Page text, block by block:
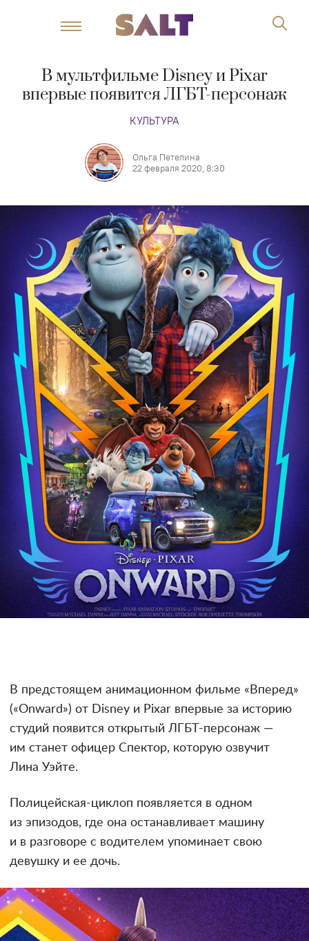
В мультфильме Disney и Pixar
впервые появится ЛГБТ-персонаж
КУЛЬТУРА
Ольга Петелина
22 февраля 2020, 8:30
В предстоящем анимационном фильме «Вперед»
(«Onward») от Disney и Pixar впервые за историю
студий появится открытый ЛГБТ-персонаж —
им станет офицер Спектор, которую озвучит
Лина Уэйте.
Полицейская-циклоп появляется в одном
из эпизодов, где она останавливает машину
и в разговоре с водителем упоминает свою
девушку и ее дочь.